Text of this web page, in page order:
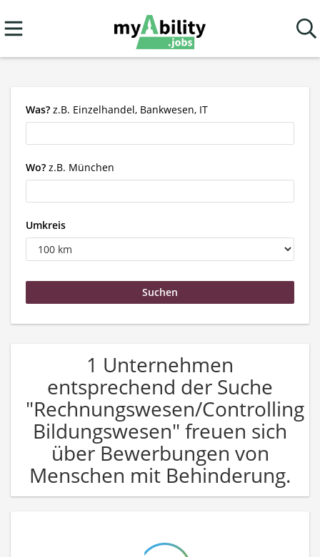
Was? z.B. Einzelhandel, Bankwesen, IT
Wo? z.B. München
Umkreis
1 Unternehmen
entsprechend der Suche
"Rechnungswesen/Controlling
Bildungswesen" freuen sich
über Bewerbungen von
Menschen mit Behinderung.